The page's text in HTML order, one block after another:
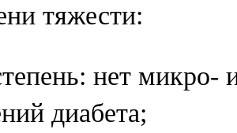
тяжести:
нет микро-
диабета;